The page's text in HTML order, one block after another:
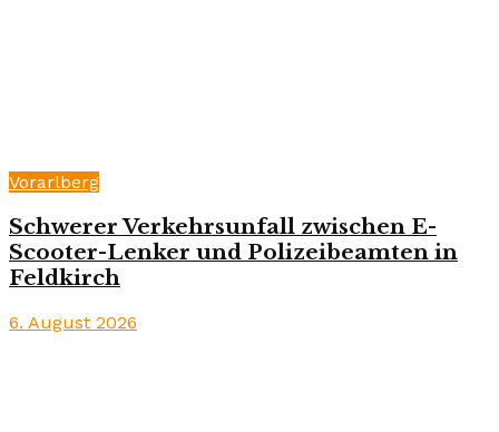
Vorarlberg
Schwerer Verkehrsunfall zwischen E-
Scooter-Lenker und Polizeibeamten in
Feldkirch
6. August 2026